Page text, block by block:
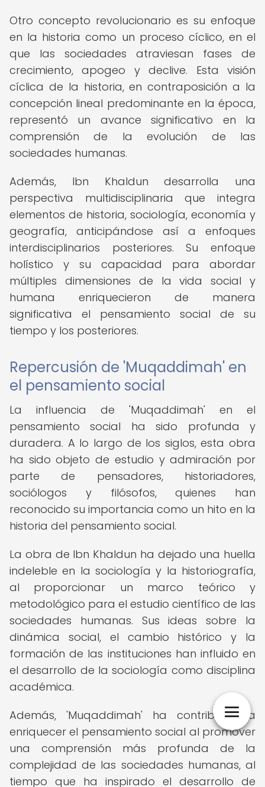
Otro concepto revolucionario es su enfoque
en la historia como un proceso cíclico, en el
que las sociedades atraviesan fases de
crecimiento, apogeo y declive. Esta visión
cíclica de la historia, en contraposición a la
concepción lineal predominante en la época,
representó un avance significativo en la
comprensión de la evolución de las
sociedades humanas.
Además, Ibn Khaldun desarrolla una
perspectiva multidisciplinaria que integra
elementos de historia, sociología, economía y
geografía, anticipándose así a enfoques
interdisciplinarios posteriores. Su enfoque
holístico y su capacidad para abordar
múltiples dimensiones de la vida social y
humana enriquecieron de manera
significativa el pensamiento social de su
tiempo y los posteriores.
Repercusión de 'Muqaddimah' en
el pensamiento social
La influencia de 'Muqaddimah' en el
pensamiento social ha sido profunda y
duradera. A lo largo de los siglos, esta obra
ha sido objeto de estudio y admiración por
parte de pensadores, historiadores,
sociólogos y filósofos, quienes han
reconocido su importancia como un hito en la
historia del pensamiento social.
La obra de Ibn Khaldun ha dejado una huella
indeleble en la sociología y la historiografía,
al proporcionar un marco teórico y
metodológico para el estudio científico de las
sociedades humanas. Sus ideas sobre la
dinámica social, el cambio histórico y la
formación de las instituciones han influido en
el desarrollo de la sociología como disciplina
académica.
Además, 'Muqaddimah' ha contribuido a
enriquecer el pensamiento social al promover
una comprensión más profunda de la
complejidad de las sociedades humanas, al
tiempo que ha inspirado el desarrollo de